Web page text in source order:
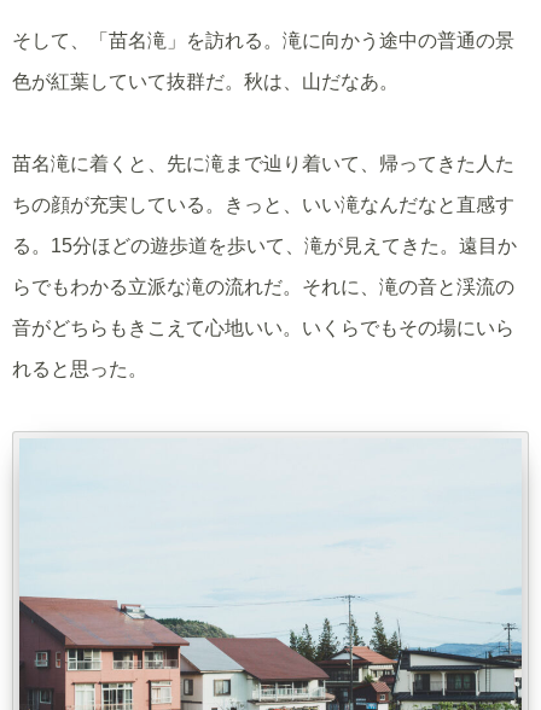
そして、「苗名滝」を訪れる。滝に向かう途中の普通の景
色が紅葉していて抜群だ。秋は、山だなあ。
苗名滝に着くと、先に滝まで辿り着いて、帰ってきた人た
ちの顔が充実している。きっと、いい滝なんだなと直感す
る。15分ほどの遊歩道を歩いて、滝が見えてきた。遠目か
らでもわかる立派な滝の流れだ。それに、滝の音と渓流の
音がどちらもきこえて心地いい。いくらでもその場にいら
れると思った。